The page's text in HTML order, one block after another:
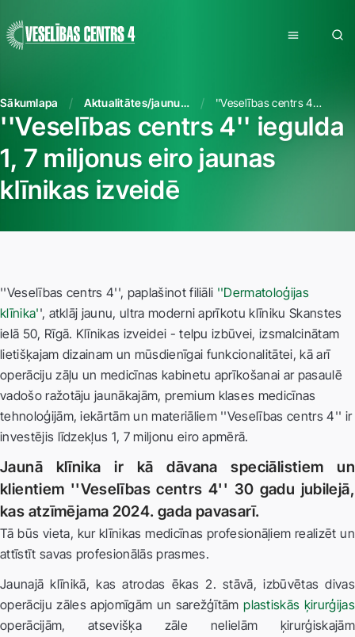
Sākumlapa Aktualitātes/jaunumi ''Veselības centrs 4'' iegulda 1, 7 miljonus eiro jaunas klīnikas izveidē
''Veselības centrs 4'' iegulda
1, 7 miljonus eiro jaunas
klīnikas izveidē
''Veselības centrs 4'', paplašinot filiāli ''Dermatoloģijas
klīnika'', atklāj jaunu, ultra moderni aprīkotu klīniku Skanstes
ielā 50, Rīgā. Klīnikas izveidei - telpu izbūvei, izsmalcinātam
lietišķajam dizainam un mūsdienīgai funkcionalitātei, kā arī
operāciju zāļu un medicīnas kabinetu aprīkošanai ar pasaulē
vadošo ražotāju jaunākajām, premium klases medicīnas
tehnoloģijām, iekārtām un materiāliem ''Veselības centrs 4'' ir
investējis līdzekļus 1, 7 miljonu eiro apmērā.
Jaunā klīnika ir kā dāvana speciālistiem un
klientiem ''Veselības centrs 4'' 30 gadu jubilejā,
kas atzīmējama 2024. gada pavasarī.
Tā būs vieta, kur klīnikas medicīnas profesionāļiem realizēt un
attīstīt savas profesionālās prasmes.
Jaunajā klīnikā, kas atrodas ēkas 2. stāvā, izbūvētas divas
operāciju zāles apjomīgām un sarežģītāmplastiskās ķirurģijas
operācijām, atsevišķa zāle nelielām ķirurģiskajām